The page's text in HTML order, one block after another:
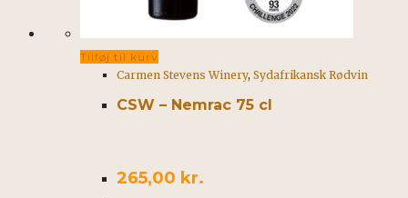
Tilføj til kurv
Carmen Stevens Winery, Sydafrikansk Rødvin
CSW – Nemrac 75 cl
265,00 kr.